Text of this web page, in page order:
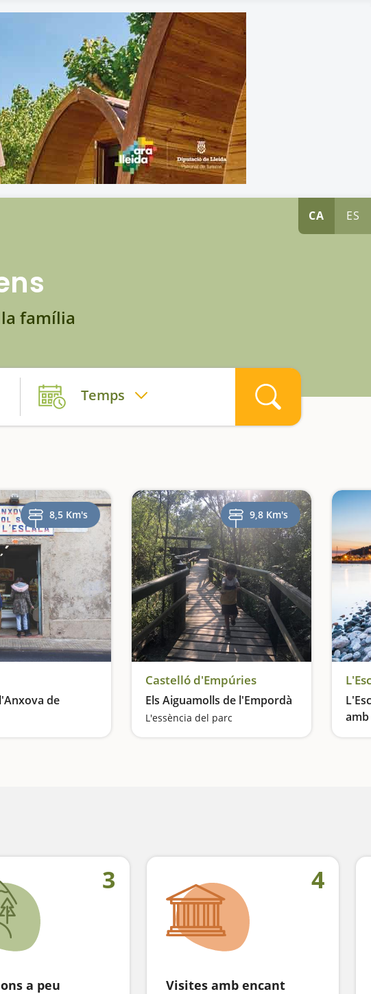
CA ES
família
Temps
8,5 Km's
de
conegut
9,8 Km's
Castelló d'Empúries
Els Aiguamolls de l'Empordà
L'essència del parc
amb
3
a peu
4
Visites amb encant